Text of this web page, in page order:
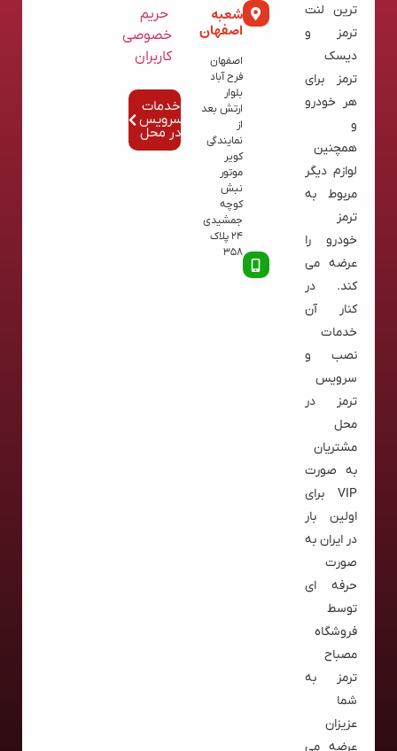
ترین لنت
ترمز و
دیسک
ترمز برای
هر خودرو
و
همچنین
لوازم دیگر
مربوط به
ترمز
خودرو را
عرضه می
کند. در
کنار آن
خدمات
نصب و
سرویس
ترمز در
محل
مشتریان
به صورت
VIP برای
اولین بار
در ایران به
صورت
حرفه ای
توسط
فروشگاه
مصباح
ترمز به
شما
عزیزان
عرضه می
شعبه
اصفهان
اصفهان
فرح آباد
بلوار
ارتش بعد
از
نمایندگی
کویر
موتور
نبش
کوچه
جمشیدی
24 پلاک
358
حریم
خصوصی
کاربران
خدمات
سرویس
در محل